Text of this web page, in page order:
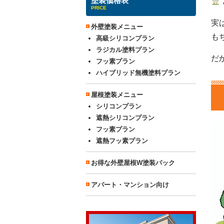
実
も
だ
PRICE
外壁塗装メニュー
高級シリコンプラン
ラジカル塗料プラン
フッ素プラン
ハイブリッド無機塗料プラン
屋根塗装メニュー
シリコンプラン
遮熱シリコンプラン
フッ素プラン
遮熱フッ素プラン
お得な外壁屋根W塗装パック
アパート・マンション向け